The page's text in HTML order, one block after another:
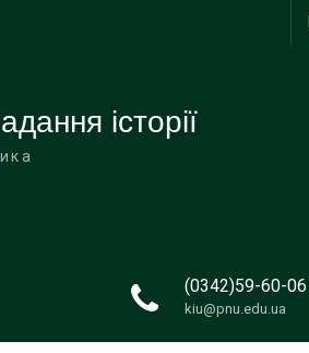
історії
(0342)59-60-06
kiu@pnu.edu.ua